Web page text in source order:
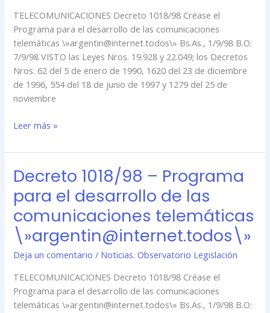
TELECOMUNICACIONES Decreto 1018/98 Créase el
Programa para el desarrollo de las comunicaciones
telemáticas \»argentin@internet.todos\» Bs.As., 1/9/98 B.O:
7/9/98 VISTO las Leyes Nros. 19.928 y 22.049; los Decretos
Nros. 62 del 5 de enero de 1990, 1620 del 23 de diciembre
de 1996, 554 del 18 de junio de 1997 y 1279 del 25 de
noviembre
las
comunicaciones
telemáticas
\»argentin@internet.todos\»
Leer más »
Decreto 1018/98 – Programa
para el desarrollo de las
comunicaciones telemáticas
\»argentin@internet.todos\»
Deja un comentario / Noticias. Observatorio Legislación
TELECOMUNICACIONES Decreto 1018/98 Créase el
Programa para el desarrollo de las comunicaciones
telemáticas \»argentin@internet.todos\» Bs.As., 1/9/98 B.O:
Decreto
–
Programa
para
el
desarrollo
las
comunicaciones
telemáticas